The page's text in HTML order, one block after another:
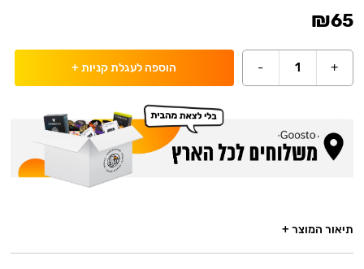
₪65
+
1
- הוספה לעגלת קניות +
תיאור המוצר +